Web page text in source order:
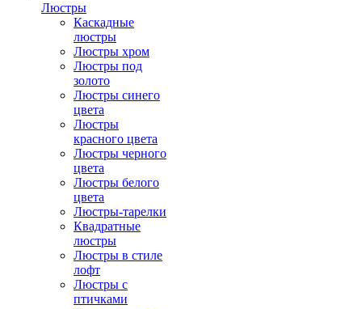
Люстры
Каскадные
люстры
Люстры хром
Люстры под
золото
Люстры синего
цвета
Люстры
красного цвета
Люстры черного
цвета
Люстры белого
цвета
Люстры-тарелки
Квадратные
люстры
Люстры в стиле
лофт
Люстры с
птичками